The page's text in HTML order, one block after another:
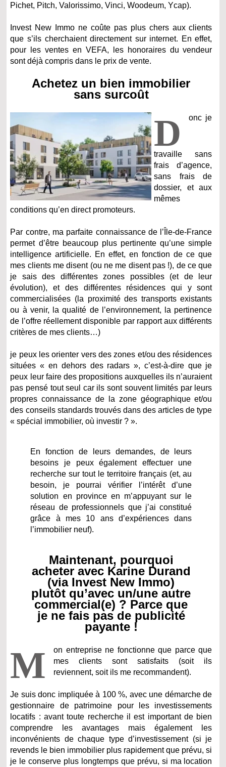
Pichet, Pitch, Valorissimo, Vinci, Woodeum, Ycap).
Invest New Immo ne coûte pas plus chers aux clients
que s’ils cherchaient directement sur internet. En effet,
pour les ventes en VEFA, les honoraires du vendeur
sont déjà compris dans le prix de vente.
Achetez un bien immobilier
sans surcoût
D onc je
travaille sans
frais d’agence,
sans frais de
dossier, et aux
mêmes
conditions qu’en direct promoteurs.
Par contre, ma parfaite connaissance de l’Île-de-France
permet d’être beaucoup plus pertinente qu’une simple
intelligence artificielle. En effet,en fonction de ce que
mes clients me disent (ou ne me disent pas !), de ce que
je sais des différentes zones possibles (et de leur
évolution),et des différentes résidences qui y sont
commercialisées (la proximité des transports existants
ou à venir, la qualité de l’environnement, la pertinence
de l’offre réellement disponible par rapport aux différents
critères de mes clients…)
je peux les orienter vers des zones et/ou des résidences
situées « en dehors des radars », c’est-à-dire que je
peux leur faire des propositions auxquelles ils n’auraient
pas pensé tout seul car ils sont souvent limités par leurs
propres connaissance de la zone géographique et/ou
des conseils standards trouvés dans des articles de type
« spécial immobilier, où investir ? ».
En fonction de leurs demandes, de leurs
besoins je peux également effectuer une
recherche sur tout le territoire français (et, au
besoin, je pourrai vérifier l’intérêt d’une
solution en province en m’appuyant sur le
réseau de professionnels que j’ai constitué
grâce à mes 10 ans d’expériences dans
l’immobilier neuf).
Maintenant, pourquoi
acheter avec Karine Durand
(via Invest New Immo)
plutôt qu’avec un/une autre
commercial(e) ? Parce que
je ne fais pas de publicité
payante !
M
on entreprise ne fonctionne que parce que
mes clients sont satisfaits (soit ils
reviennent, soit ils me recommandent).
Je suis donc impliquée à 100 %, avec une démarche de
gestionnaire de patrimoine pour les investissements
locatifs : avant toute recherche il est important de bien
comprendre les avantages mais également les
inconvénients de chaque type d’investissement (si je
revends le bien immobilier plus rapidement que prévu, si
je le conserve plus longtemps que prévu, si ma location